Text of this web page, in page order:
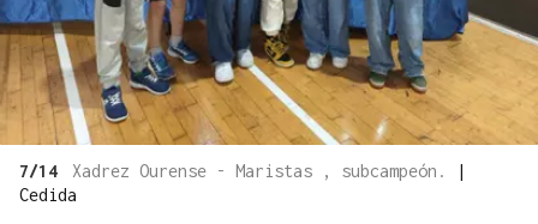
7/14 Xadrez Ourense - Maristas , subcampeón.
|
Cedida